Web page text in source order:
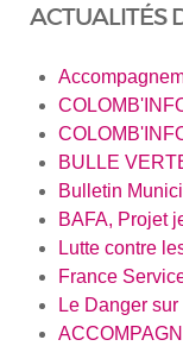
ACTUALITÉS
BULLE
Bulletin
BAFA, Projet
Lutte contre
France
Le Danger